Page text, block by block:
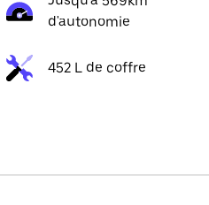
d'autonomie
452 L de coffre